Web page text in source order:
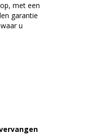
met een
garantie
u
vervangen